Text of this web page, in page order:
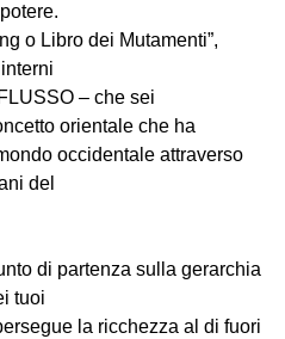
o Libro dei Mutamenti”,
– che sei
orientale che ha
occidentale attraverso
del
di partenza sulla gerarchia
tuoi
la ricchezza al di fuori